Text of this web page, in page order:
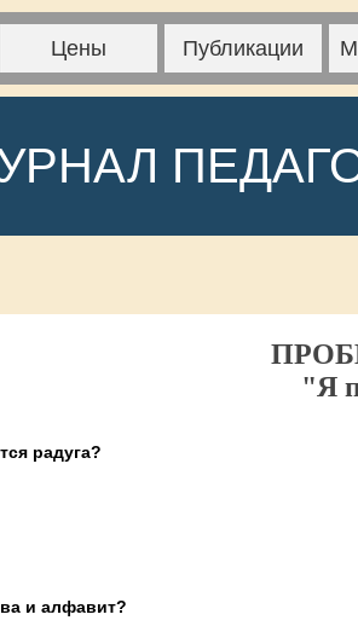
Цены Публикации
"Я
радуга?
и алфавит?